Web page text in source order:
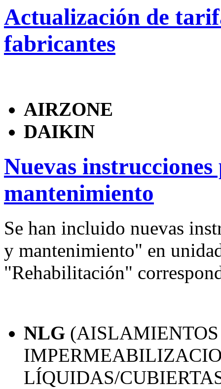
Actualización de
fabricantes
AIRZONE
DAIKIN
Nuevas
mantenimiento
Se han incluido nuevas
y mantenimiento" en
"Rehabilitación"
NLG
LÍQUIDAS/